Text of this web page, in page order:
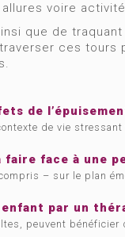
voire
que de
ces tours
de
de vie
faire face à une
– sur le plan
par un
peuvent